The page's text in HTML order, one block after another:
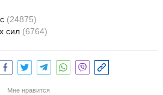
(24875)
сил (6764)
Мне нравится